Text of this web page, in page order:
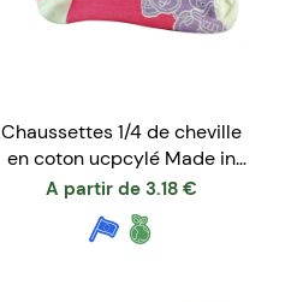
Chaussettes 1/4 de cheville
en coton ucpcylé Made in
Europe
A partir de 3.18 €